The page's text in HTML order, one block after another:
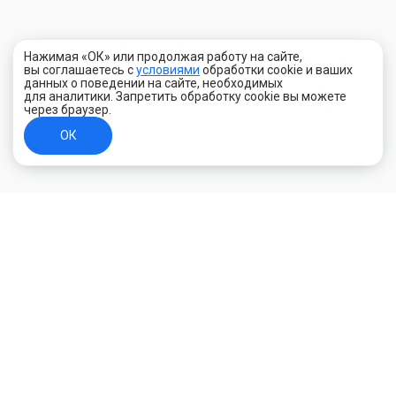
Нажимая «ОК» или продолжая работу на сайте,
вы соглашаетесь сусловиями обработки cookie и ваших
данных о поведении на сайте, необходимых
для аналитики. Запретить обработку cookie вы можете
через браузер.
ОК